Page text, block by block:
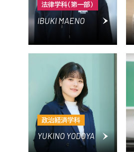
法律学科（第一部）
IBUKI MAENO
政治経済学科
YUKINO YODOYA